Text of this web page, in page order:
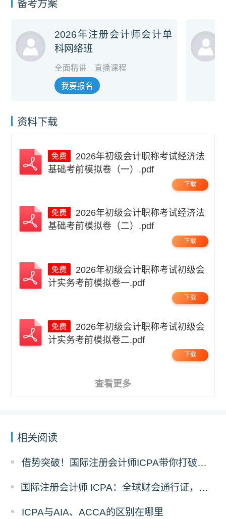
备考方案
2026年注册会计师会计单
科网络班
全面精讲 直播课程
我要报名
资料下载
基础考前模拟卷（一）.pdf
下载
基础考前模拟卷（二）.pdf
下载
计实务考前模拟卷一.pdf
下载
计实务考前模拟卷二.pdf
下载
查看更多
相关阅读
借势突破！国际注册会计师ICPA带你打破职业瓶颈
国际注册会计师 ICPA：全球财会通行证，助力财务人转型战略精英
ICPA与AIA、ACCA的区别在哪里